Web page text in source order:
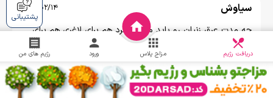
سیاوش 1403/02/14
چه مدت عرق زنیان رو باید مصرف کرد هم برای لاغری هم برای
سنگ کلیه؟؟؟
آیا این نظر برای شما مفید بود؟ 0
پشتیبانی
دریافت رژیم مزاج پلاس ورود رژیم های من